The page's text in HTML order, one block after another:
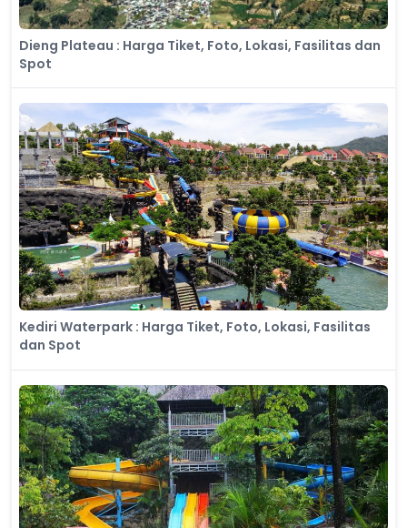
Dieng Plateau : Harga Tiket, Foto, Lokasi, Fasilitas dan
Spot
Kediri Waterpark : Harga Tiket, Foto, Lokasi, Fasilitas
dan Spot